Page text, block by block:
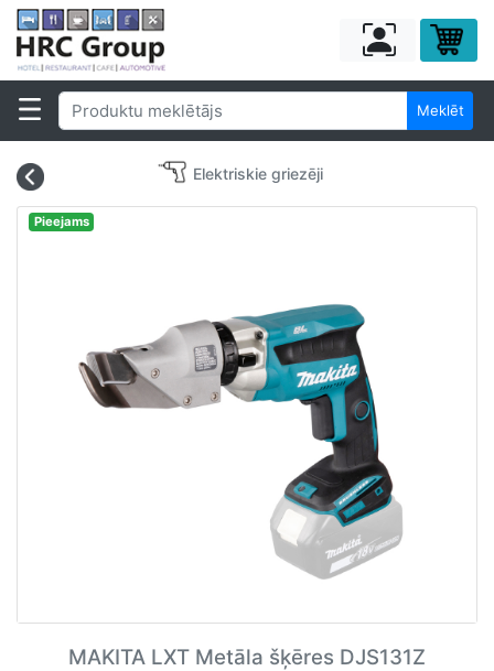
Meklēt
Elektriskie griezēji
Pieejams
MAKITA LXT Metāla šķēres DJS131Z